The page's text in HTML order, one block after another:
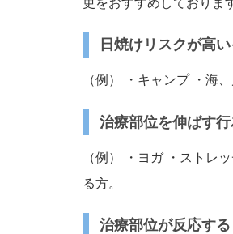
日焼けリスクが高
（例） ・キャンプ ・海
治療部位を伸ばす
（例） ・ヨガ ・ストレ
る方。
治療部位が反応する